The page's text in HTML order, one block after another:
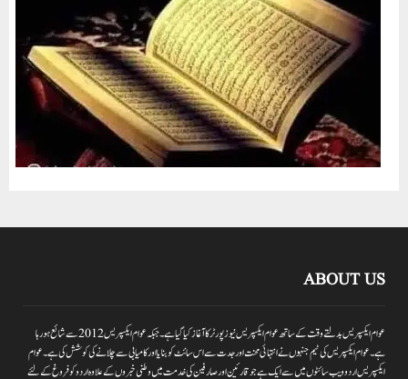
ABOUT US
عوام ایکسپریس بدلتے وقت کے ساتھ عوام ایکسپریس نیوز پورٹر کا آغاز کیا گیا ہے۔جبکہ عوام ایکسپریس 2012سے شائع ہورہا
ہے۔ عوام ایکسپریس کی ٹیم جنہوں نے انتہائی محنت اور جدت سے اس سائٹ کو بنایا اور کامیابی سے چلانے کی کوشش کی ہے۔عوام
ایکسپریس اردو ویب سائٹوں میں سے ایک ہے جو قارئین اور صارفین کی خدمت میں وطنی خبروں کے علاوہ اردو کو فروغ کے لئے